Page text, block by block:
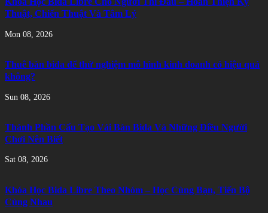
Thuật, Chiến Thuật Và Tâm Lý
Mon 08, 2026
Thuê bàn bida để thử nghiệm mô hình kinh doanh có hiệu quả
không?
Sun 08, 2026
Thành Phần Cấu Tạo Vải Bàn Bida Và Những Điều Người
Chơi Nên Biết
Sat 08, 2026
Khóa Học Bida Libre Theo Nhóm – Học Cùng Bạn, Tiến Bộ
Cùng Nhau